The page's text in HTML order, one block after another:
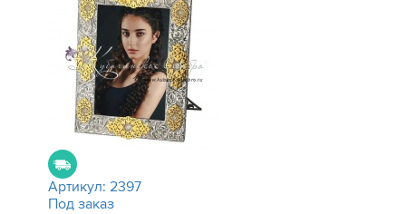
Артикул: 2397
Под заказ